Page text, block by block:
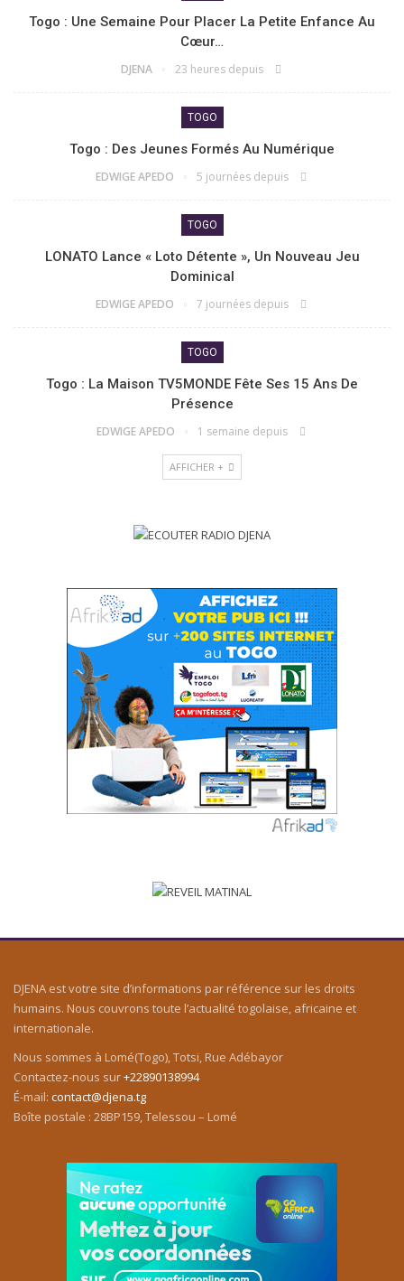
Togo : Une Semaine Pour Placer La Petite Enfance Au
Cœur…
DJENA 23 heures depuis
TOGO
Togo : Des Jeunes Formés Au Numérique
EDWIGE APEDO 5 journées depuis
TOGO
LONATO Lance « Loto Détente », Un Nouveau Jeu
Dominical
EDWIGE APEDO 7 journées depuis
TOGO
Togo : La Maison TV5MONDE Fête Ses 15 Ans De
Présence
EDWIGE APEDO 1 semaine depuis
AFFICHER +
DJENA est votre site d’informations par référence sur les droits
humains. Nous couvrons toute l’actualité togolaise, africaine et
internationale.
Nous sommes à Lomé(Togo), Totsi, Rue Adébayor
Contactez-nous sur+22890138994
É-mail: contact@djena.tg
Boîte postale : 28BP159, Telessou – Lomé